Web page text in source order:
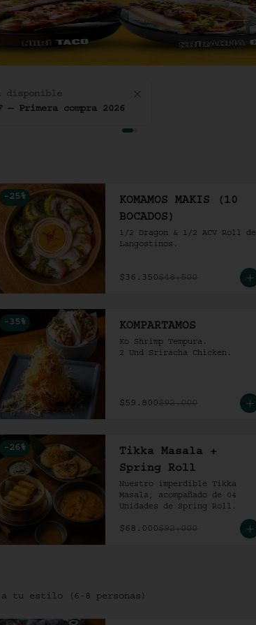
disponible
— Primera compra 2026
-25 %
KOMAMOS MAKIS (10
BOCADOS)
1/2 Dragon & 1/2 ACV Roll de
Langostinos.
$36.350$48.500
-35 % KOMPARTAMOS
Ko Shrimp Tempura.
2 Und Sriracha Chicken.
$59.800$92.000
-26 %
Tikka Masala +
Spring Roll
Nuestro imperdible Tikka
Masala, acompañado de 04
Unidades de Spring Roll.
$68.000$92.000
a tu estilo (6-8 personas)